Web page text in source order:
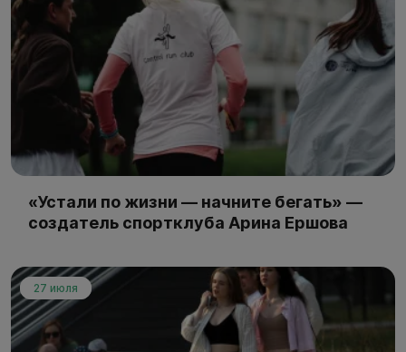
«Устали по жизни — начните бегать» —
создатель спортклуба Арина Ершова
27 июля